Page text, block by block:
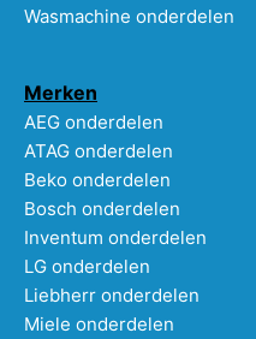
Wasmachine onderdelen
Merken
AEG onderdelen
ATAG onderdelen
Beko onderdelen
Bosch onderdelen
Inventum onderdelen
LG onderdelen
Liebherr onderdelen
Miele onderdelen